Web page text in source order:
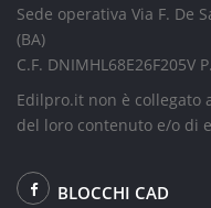
Sede operativa Via F. De
(BA)
C.F. DNIMHL68E26F205V
Edilpro.it non è collegato
del loro contenuto e/o di
BLOCCHI CAD